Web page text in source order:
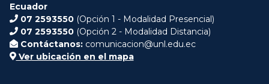
Ecuador
07 2593550 (Opción 1 - Modalidad Presencial)
07 2593550 (Opción 2 - Modalidad Distancia)
Contáctanos: comunicacion@unl.edu.ec
Ver ubicación en el mapa